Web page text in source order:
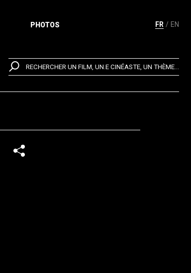
FR EN
PHOTOS
RECHERCHER UN FILM, UN.E CINÉASTE, UN THÈME...